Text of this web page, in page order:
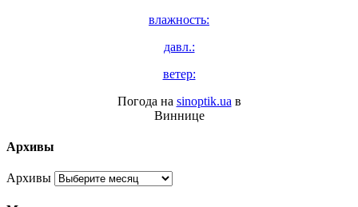
влажность:
давл.:
ветер:
Погода на sinoptik.ua в
Виннице
Архивы
Архивы